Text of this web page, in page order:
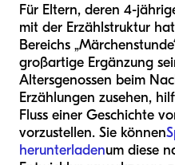
Für Eltern, deren 4-
mit der Erzählstruktur
Bereichs
großartige Ergänzung
Altersgenossen beim
Erzählungen zusehen,
Fluss einer Geschichte
vorzustellen. Sie können
herunterladenum diese